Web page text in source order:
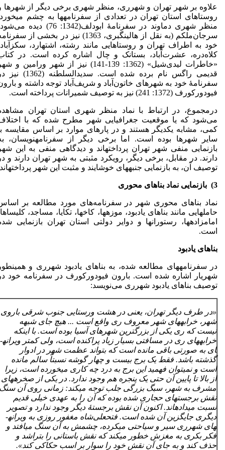
علاوه بر شهر تهران و شهرری، منظر شهری برخی دیگر از شهرها
روستاهای استان تهران در تعدادی از سفرنامه­ها به چشم
منظر شهری دماوند در سفرنامۀ ابودلف(1342: 76) دیده
سرجان‌ملکم (به نقل از هالینگبری، 1363) نیز در بخشی از
خود به اطراف تهران و روستاهایی مانند رشته، اشتهارد،
کلاه‌دره، عشرت‌آباد، بستانک و چال اشاره کرده است. در
«خاطرات لیدی‌شیل» (1362: 139-141) نیز از شهر ورامین و
قدیمی راگس نام برده شده است. سدیدالسلطنه
سفرنامۀ خود به شهرهای خاتون‌آباد و شریف‌آباد توجه داشته و
‌فیودورکورف (1372: 241) نیز به توصیف شمیرانات پرداخته است.
درمجموع، در ارتباط با نماد منظر شهری استان تهران
می‌شود که یا موقعیت جغرافیایی شهر مطرح شده که با
کمی، مشابه یکدیگر هستند و در پاره­ای موارد بر اساس مقایسه
سایر شهرها بوده است. اما برخی دیگر از سفرنامه­نویسان،
بازنمایی منفی شهر تهران پرداخته­اند و دیدگاهی منفی به این
دارند. در مقابل، برخی دیگر، رویکرد مثبتی به شهر تهران دارند و
توصیف آن، به بازنمایی جنبه­های خوشایند و مثبت این شهر
3) بازنمایی نماد بناهای محوری
نماد بناهای محوری شهر در سفرنامه‌های مورد مطالعه بر
حامل­هایی مانند بناهای یادبود، موزه­ها، کاخ­ها، تکایا، مساجد،
امامزاده­ها، رستوران­ها و دوایر دولتی استان تهران بازنمایی
است.
بناهای یادبود
در سفرنامه­های مطالعه شده، به بناهای یادبود شهرری و
شهریار اشاره شده است. بارون فیودورکورف در سفرنامه خود
توصیف بناهای یادبود شهرری می‌نویسد:
«در طرف دیگر تهران، یعنی در هشت ورستایی جنوب شرقی باروی
شهر، خرابه­های شهر معروف ری واقع است ... هیچ جای شبهه
نیست که ری یکی از بزرگ­ترین شهرهای آسیا بوده است. با اینکه
خرابه­های ری در مسافتی بسیار زیاد پراکنده است، ولی کمتر ویرانه­
ای به صورتی باقی مانده است که بتواند عظمت شهر در ادوار
گذشته باشد. فقط یک برج بیست و چهار گوشه نسبتاً سالم مانده
است و نمی­توان فهمید این برج به درد چه کاری می­خورده است، زیرا
از بالا تا پایین آن حتی یک پنجره هم وجود ندارد. در یکی از صخره­های
مشرف به شهر، سبگ بزرگی جلب توجه می­کند: زمانی روی آن
نقش برجسته­ای حجاری شده بوده که آن را به عهدی خیلی قدیم
نسبت می­داده­اند. اکنون آن نقش برجستۀ دیگر وجود ندارد و تصویر
دیگری جایگزین آن شده است. فتحعلیشاه مغفور روزی به ویرانه­
های شهرری سیر و سیاحتی می­کرده، چشمش به آن سنگ می­افتد و
فکر بکری به مغزش خطور می­کند که نقش باستانی را بتراشد و
حذف کند و به جای آن نقش خود را سوار بر اسب حکاکی کند».